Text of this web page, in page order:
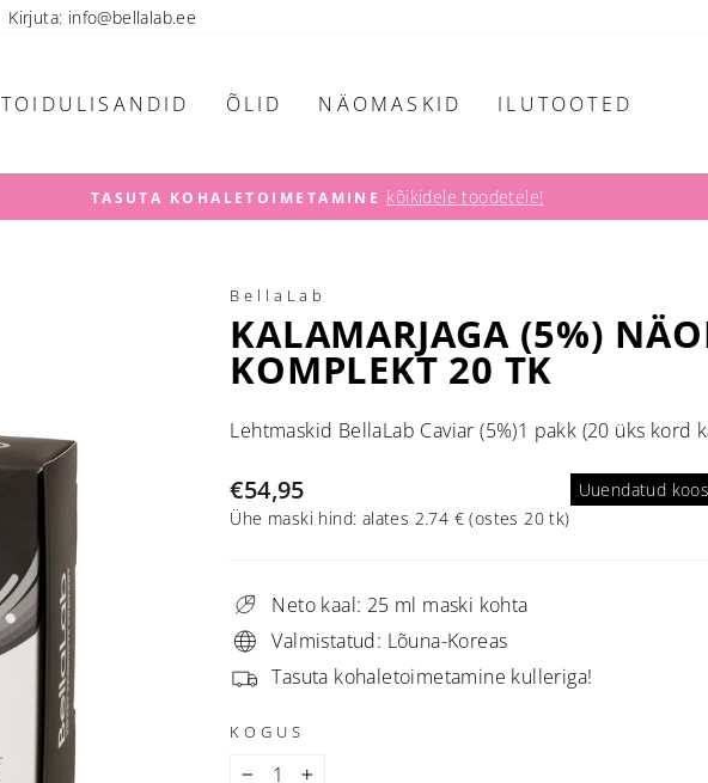
Kirjuta: info@bellalab.ee
TOIDULISANDID ÕLID NÄOMASKID ILUTOOTED
Pause
TASUTA KOHALETOIMETAMINE kõikidele toodetele!
BellaLab
KALAMARJAGA (5%)
KOMPLEKT 20 TK
Lehtmaskid BellaLab Caviar (5%)1 pakk (20 üks kord
Tavahind
€54,95
Ühe maski hind: alates 2.74 € (ostes 20 tk)
Uuendatud
Neto kaal: 25 ml maski kohta
Valmistatud: Lõuna-Koreas
Tasuta kohaletoimetamine kulleriga!
KOGUS